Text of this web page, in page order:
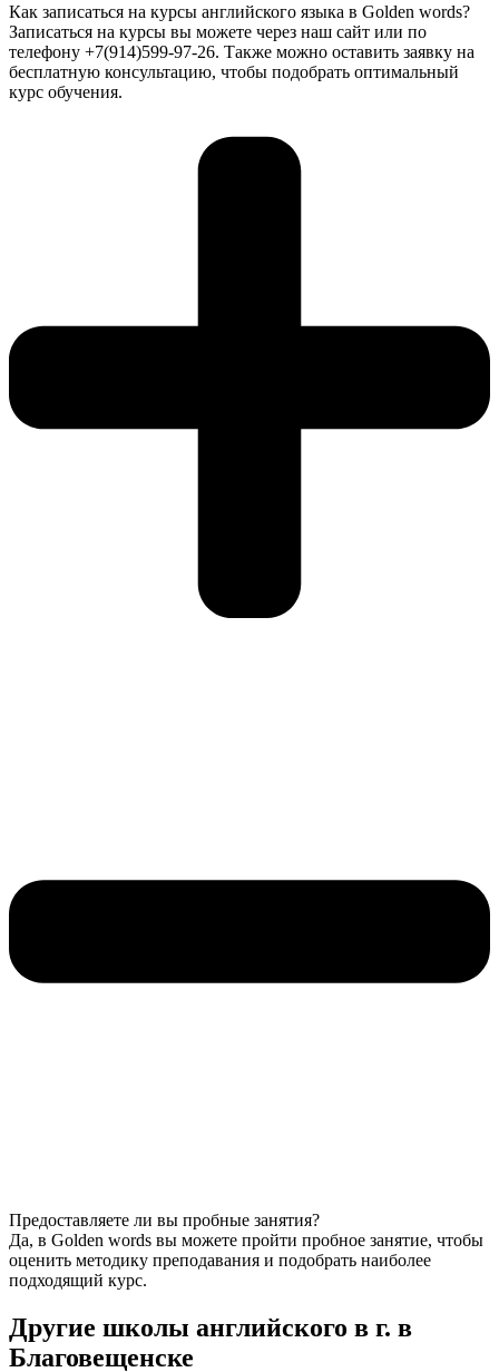
Как записаться на курсы английского языка в Golden words?
Записаться на курсы вы можете через наш сайт или по
телефону +7(914)599-97-26. Также можно оставить заявку на
бесплатную консультацию, чтобы подобрать оптимальный
курс обучения.
Предоставляете ли вы пробные занятия?
Да, в Golden words вы можете пройти пробное занятие, чтобы
оценить методику преподавания и подобрать наиболее
подходящий курс.
Другие школы английского в г. в
Благовещенске